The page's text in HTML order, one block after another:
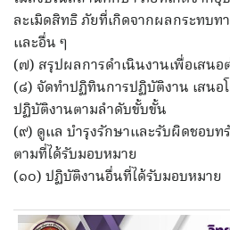
ละเมิดสิทธิ ภัยที่เกิดจากผลกระทบ
และอื่น ๆ
(๗) สรุปผลการดำเนินงานเพื่อเสน
(๘) จัดทำปฏิทินการปฏิบัติงาน เสนอ
ปฏิบัติงานตามลำดับขั้บขั้น
(๙) ดูแล บำรุงรักษาและรับผิดชอบ
ตามที่ได้รับมอบหมาย
(๑๐) ปฏิบัติงานอื่นที่ได้รับมอบหมาย